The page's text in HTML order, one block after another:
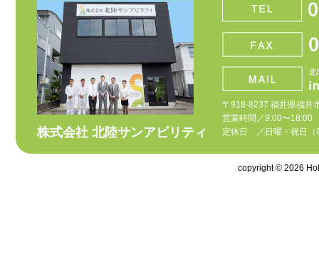
株式会社 北陸サンアビリティ
〒918-8237 福井県福井
営業時間／9:00〜18:00
定休日 ／日曜・祝日（
copyright © 2026